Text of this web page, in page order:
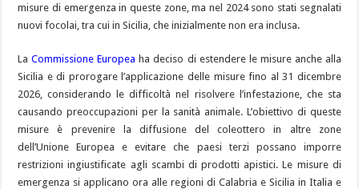
misure di emergenza in queste zone, ma nel 2024 sono stati segnalati
nuovi focolai, tra cui in Sicilia, che inizialmente non era inclusa.
LaCommissione Europea ha deciso di estendere le misure anche alla
Sicilia e di prorogare l’applicazione delle misure fino al 31 dicembre
2026, considerando le difficoltà nel risolvere l’infestazione, che sta
causando preoccupazioni per la sanità animale. L’obiettivo di queste
misure è prevenire la diffusione del coleottero in altre zone
dell’Unione Europea e evitare che paesi terzi possano imporre
restrizioni ingiustificate agli scambi di prodotti apistici. Le misure di
emergenza si applicano ora alle regioni di Calabria e Sicilia in Italia e